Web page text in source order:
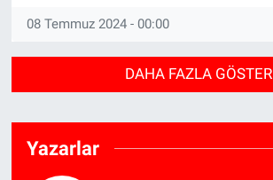
08 Temmuz 2024 - 00:00
DAHA FAZLA GÖSTER
Yazarlar